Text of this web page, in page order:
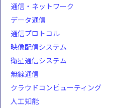
通信・ネットワーク
データ通信
通信プロトコル
映像配信システム
衛星通信システム
無線通信
クラウドコンピューティング
人工知能